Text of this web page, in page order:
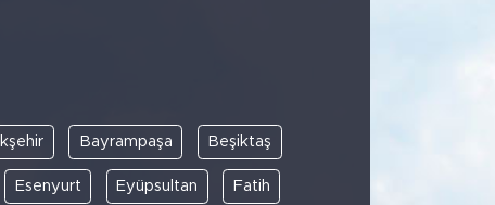
Bayrampaşa Beşiktaş
Esenyurt Eyüpsultan Fatih